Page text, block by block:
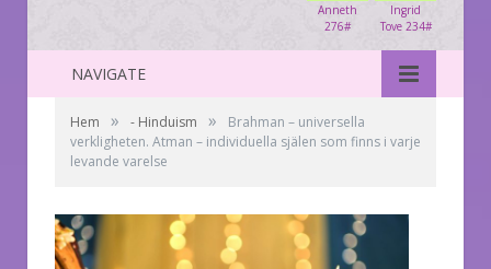
Ingrid
Tove 234#
Anneth
276#
NAVIGATE
Hem » - Hinduism »
Brahman – universella
verkligheten. Atman – individuella själen som finns i varje
levande varelse